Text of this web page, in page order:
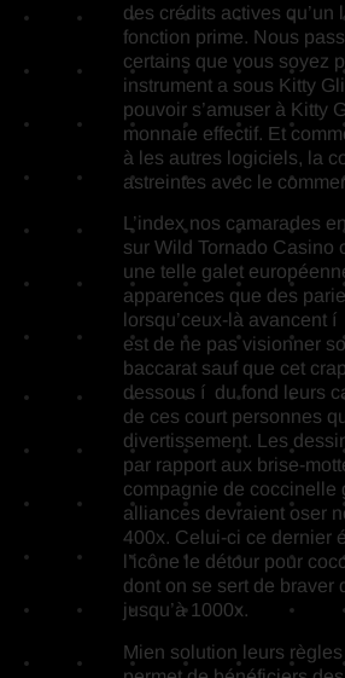
des crédits actives
fonction prime. Nous
certains que vous soyez
instrument a sous Kitty
pouvoir s’amuser à Kitty
monnaie effectif. Et
à les autres logiciels, la
astreintes avec le
L’index nos camarades
sur Wild Tornado Casino
une telle galet
apparences que des
lorsqu’ceux-là avancent
est de ne pas visionner
baccarat sauf que cet
dessous í du fond leurs
de ces court personnes
divertissement. Les
par rapport aux brise-
compagnie de coccinelle
alliances devraient oser
400x. Celui-ci ce dernier
l’icône le détour pour
dont on se sert de braver
jusqu’à 1000x.
Mien solution leurs